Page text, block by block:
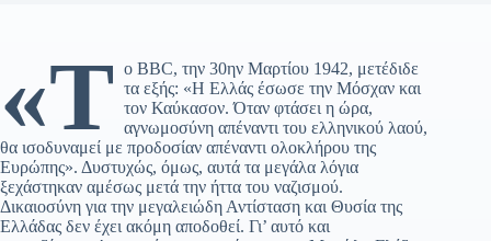
«Τ ο BBC, την 30ην Μαρτίου 1942, μετέδιδε
τα εξής: «Η Ελλάς έσωσε την Μόσχαν και
τον Καύκασον. Όταν φτάσει η ώρα,
αγνωμοσύνη απέναντι του ελληνικού λαού,
θα ισοδυναμεί με προδοσίαν απέναντι ολοκλήρου της
Ευρώπης». Δυστυχώς, όμως, αυτά τα μεγάλα λόγια
ξεχάστηκαν αμέσως μετά την ήττα του ναζισμού.
Δικαιοσύνη για την μεγαλειώδη Αντίσταση και Θυσία της
Ελλάδας δεν έχει ακόμη αποδοθεί. Γι’ αυτό και